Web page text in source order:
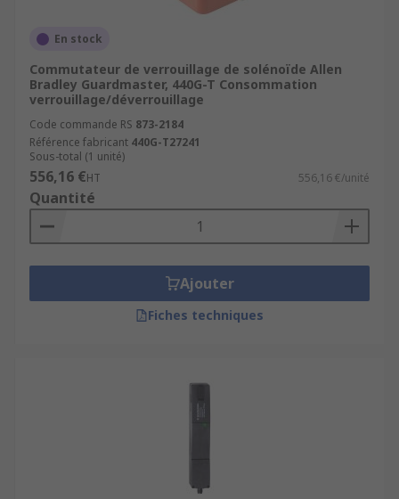
commutateur de verrouillage de sécurité à
solénoïdemaintenant la protection fermée.
Référez-vous notamment aux normes EN ISO
14119etEN ISO 13849-1indiquées pour
certaines références.
Pourquoi acheter vos
interrupteurs de sécurité chez RS
✅ Livraison gratuite dès 50 €
✅ Large stock et choix de grandes marques
✅ Commande en ligne simplifiée
sécurisez durablement votre installation.
En stock
Commutateur de verrouillage de solénoïde Allen
Bradley Guardmaster, 440G-T Consommation
verrouillage/déverrouillage
Code commande RS 873-2184
Référence fabricant 440G-T27241
Sous-total (1 unité)
556,16 €HT 556,16 €/unité
Quantité
Ajouter
Fiches techniques